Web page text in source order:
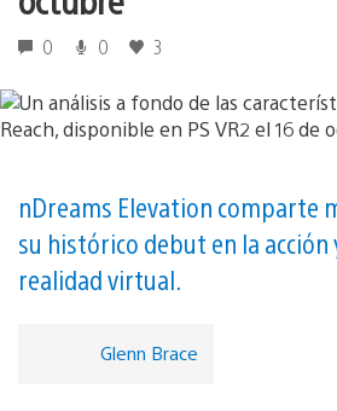
0 0 3
nDreams Elevation comparte
su histórico debut en la acción
realidad virtual.
Glenn Brace